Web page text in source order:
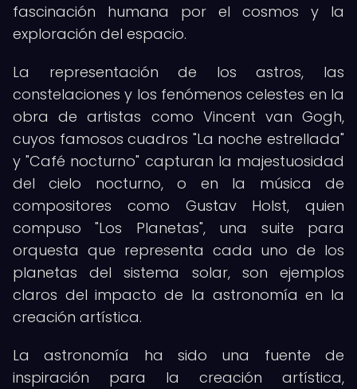
fascinación humana por el cosmos y la
exploración del espacio.
La representación de los astros, las
constelaciones y los fenómenos celestes en la
obra de artistas como Vincent van Gogh,
cuyos famosos cuadros "La noche estrellada"
y "Café nocturno" capturan la majestuosidad
del cielo nocturno, o en la música de
compositores como Gustav Holst, quien
compuso "Los Planetas", una suite para
orquesta que representa cada uno de los
planetas del sistema solar, son ejemplos
claros del impacto de la astronomía en la
creación artística.
La astronomía ha sido una fuente de
inspiración para la creación artística,